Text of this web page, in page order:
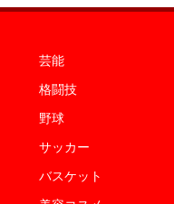
芸能
格闘技
野球
サッカー
バスケット